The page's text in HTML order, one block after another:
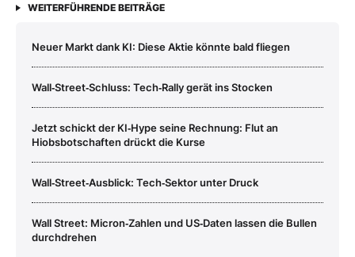
WEITERFÜHRENDE BEITRÄGE
Neuer Markt dank KI: Diese Aktie könnte bald fliegen
Wall‑Street‑Schluss: Tech‑Rally gerät ins Stocken
Jetzt schickt der KI‑Hype seine Rechnung: Flut an
Hiobsbotschaften drückt die Kurse
Wall‑Street‑Ausblick: Tech‑Sektor unter Druck
Wall Street: Micron‑Zahlen und US‑Daten lassen die Bullen
durchdrehen